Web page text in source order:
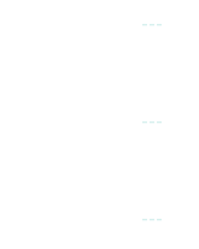
---
---
---